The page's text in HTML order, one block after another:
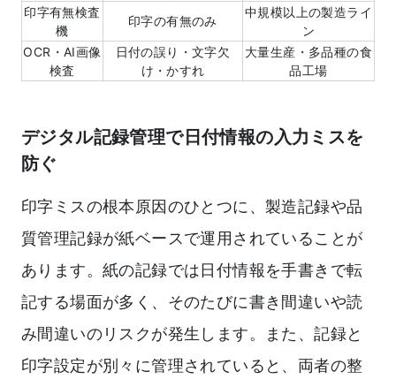
印字有無検査
機
印字の有無のみ
中規模以上の製造ライ
ン
OCR・AI画像
検査
日付の誤り・文字欠
け・かすれ
大量生産・多品種の食
品工場
デジタル記録管理で日付情報の入力ミスを
防ぐ
印字ミスの根本原因のひとつに、製造記録や品
質管理記録が紙ベースで運用されていることが
あります。紙の記録では日付情報を手書きで転
記する場面が多く、そのたびに書き間違いや読
み間違いのリスクが発生します。また、記録と
印字設定が別々に管理されていると、両者の整